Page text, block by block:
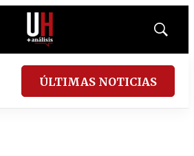
Mostrar
ÚLTIMAS NOTICIAS